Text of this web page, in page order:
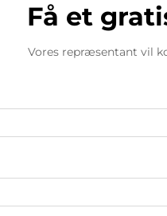
Få et
Vores repræsentant vil